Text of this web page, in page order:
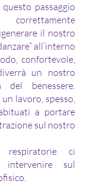
passaggio
correttamente
il nostro
all’interno
confortevole,
un nostro
del benessere.
lavoro, spesso,
a portare
sul nostro
ci
intervenire sul